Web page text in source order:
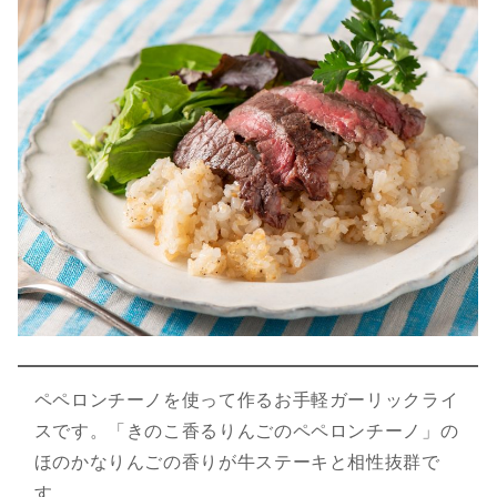
ペペロンチーノを使って作るお手軽ガーリックライ
スです。「きのこ香るりんごのペペロンチーノ」の
ほのかなりんごの香りが牛ステーキと相性抜群で
す。